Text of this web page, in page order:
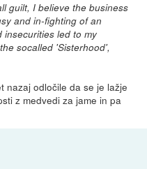
guilt, I believe the business
and in-fighting of an
insecurities led to my
socalled 'Sisterhood',
nazaj odločile da se je lažje
z medvedi za jame in pa